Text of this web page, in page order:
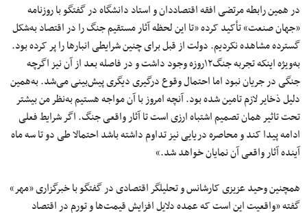
در همین رابطه مرتضی افقه اقتصاددان و استاد دانشگاه در گفتگو با روزنامه
«جهان صنعت» تأکید کرده «تا این لحظه آثار مستقیم جنگ را در اقتصاد به‌شکل
گسترده مشاهده نکردیم. دولت از قبل برای چنین شرایطی انبارها را پر کرده بود.
به‌ویژه اینکه تجربه جنگ۱۲‌روزه وجود داشت و در فاصله بعد از آن نیز اگرچه
جنگی در جریان نبود اما احتمال وقوع درگیری دیگری پیش‌بینی می‌شد. به‌همین
دلیل ذخایر لازم تامین شده بود. آنچه امروز با آن مواجه هستیم به‌نظر من بیشتر
تحت تاثیر همان تصمیم اشتباه ارزی است تا آثار واقعی جنگ. اگر شرایط فعلی
ادامه پیدا کند و محاصره دریایی نیز تداوم داشته باشد احتمالا طی دو تا سه‌ ماه
آینده آثار واقعی آن نمایان خواهد شد.»
همچنین وحید عزیزی کارشانس و تحلیلگر اقتصادی در گفتگو با خبرگزاری «مهر»
گفته «واقعیت این است که عمده دلایل افزایش قیمت‌ها و تورم در اقتصاد